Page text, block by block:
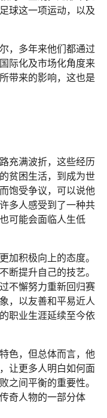
球这一项运动，以及
，多年来他们都通过
际化及市场化角度来
带来的影响，这也是
充满波折，这些经历
贫困生活，到成为世
饱受争议，可以说他
多人感受到了一种共
可能会面临人生低
加积极向上的态度。
断提升自己的技艺。
不懈努力重新回归赛
，以友善和平易近人
职业生涯延续至今依
色，但总体而言，他
让更多人明白如何面
之间平衡的重要性。
奇人物的一部分体